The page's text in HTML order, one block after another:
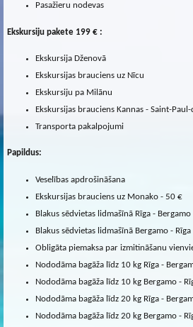
Pasažieru nodevas
Ekskursiju pakete 199 € :
Ekskursija Dženovā
Ekskursijas brauciens uz Nīcu
Ekskursiju pa Milānu
Ekskursijas brauciens Kannas - Saint-
Transporta pakalpojumi
Papildus:
Veselības apdrošināšana
Ekskursijas brauciens uz Monako - 50 €
Blakus sēdvietas lidmašīnā Rīga -
Blakus sēdvietas lidmašīnā Bergamo -
Obligāta piemaksa par izmitināšanu
Nododāma bagāža līdz 10 kg Rīga -
Nododāma bagāža līdz 10 kg Bergamo -
Nododāma bagāža līdz 20 kg Rīga -
Nododāma bagāža līdz 20 kg Bergamo -